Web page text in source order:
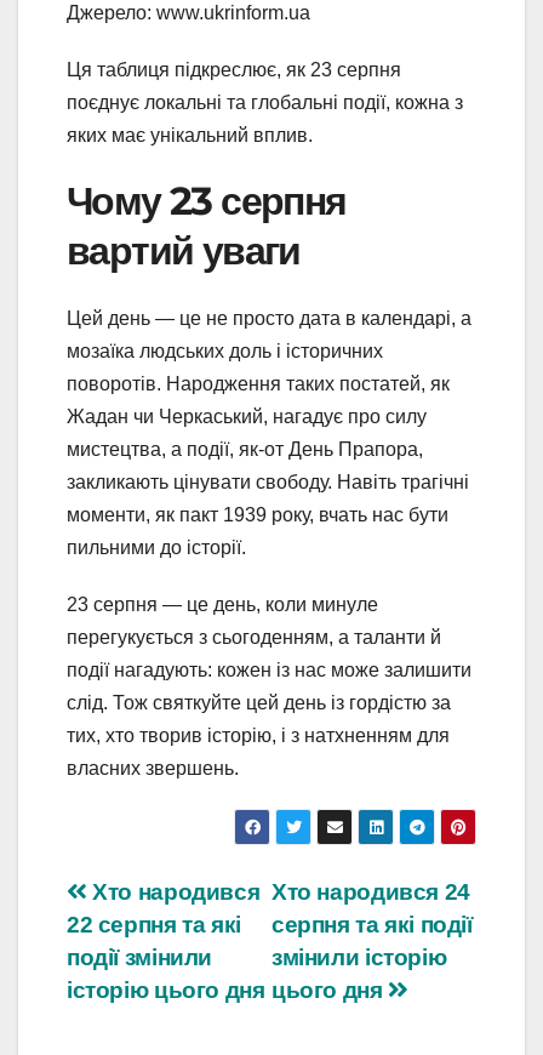
Джерело: www.ukrinform.ua
Ця таблиця підкреслює, як 23 серпня
поєднує локальні та глобальні події, кожна з
яких має унікальний вплив.
Чому 23 серпня
вартий уваги
Цей день — це не просто дата в календарі, а
мозаїка людських доль і історичних
поворотів. Народження таких постатей, як
Жадан чи Черкаський, нагадує про силу
мистецтва, а події, як-от День Прапора,
закликають цінувати свободу. Навіть трагічні
моменти, як пакт 1939 року, вчать нас бути
пильними до історії.
23 серпня — це день, коли минуле
перегукується з сьогоденням, а таланти й
події нагадують: кожен із нас може залишити
слід. Тож святкуйте цей день із гордістю за
тих, хто творив історію, і з натхненням для
власних звершень.
Навігація
записів
Хто народився 24
серпня та які події
змінили історію
цього дня
Хто народився
22 серпня та які
події змінили
історію цього дня